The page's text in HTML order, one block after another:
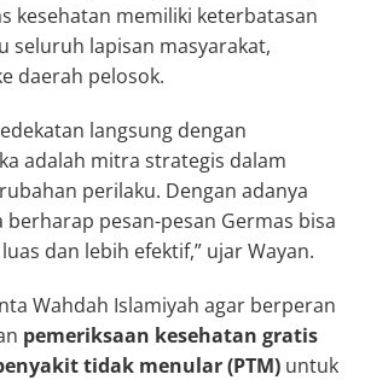
kesehatan memiliki keterbatasan
seluruh lapisan masyarakat,
daerah pelosok.
langsung dengan
adalah mitra strategis dalam
perilaku. Dengan adanya
berharap pesan-pesan Germas bisa
dan lebih efektif,” ujar Wayan.
Wahdah Islamiyah agar berperan
pemeriksaan kesehatan gratis
tidak menular (PTM) untuk